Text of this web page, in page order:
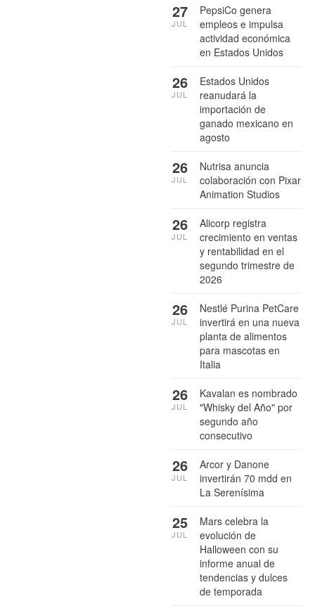
PepsiCo genera
empleos e impulsa
actividad económica
en Estados Unidos
27
JUL
Estados Unidos
reanudará la
importación de
ganado mexicano en
agosto
26
JUL
Nutrisa anuncia
colaboración con Pixar
Animation Studios
26
JUL
Alicorp registra
crecimiento en ventas
y rentabilidad en el
segundo trimestre de
2026
26
JUL
Nestlé Purina PetCare
invertirá en una nueva
planta de alimentos
para mascotas en
Italia
26
JUL
Kavalan es nombrado
"Whisky del Año" por
segundo año
consecutivo
26
JUL
Arcor y Danone
invertirán 70 mdd en
La Serenísima
26
JUL
Mars celebra la
evolución de
Halloween con su
informe anual de
tendencias y dulces
de temporada
25
JUL